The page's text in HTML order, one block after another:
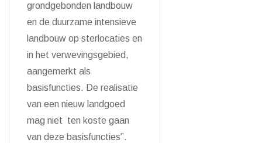
grondgebonden landbouw
en de duurzame intensieve
landbouw op sterlocaties en
in het verwevingsgebied,
aangemerkt als
basisfuncties. De realisatie
van een nieuw landgoed
mag niet ten koste gaan
van deze basisfuncties”.